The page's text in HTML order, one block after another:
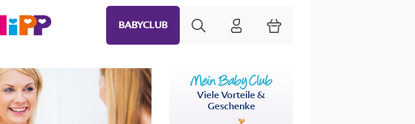
BABYCLUB HiPP Mein Babyclub
Warenkorb
Viele Vorteile &
Geschenke